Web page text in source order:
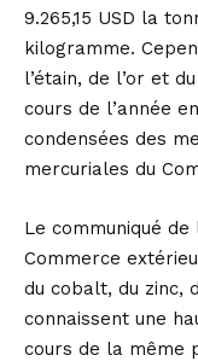
9.265,15 USD la
kilogramme.
l’étain, de l’or et
cours de l’année
condensées des
mercuriales du
Le communiqué
Commerce
du cobalt, du zinc,
connaissent une
cours de la même